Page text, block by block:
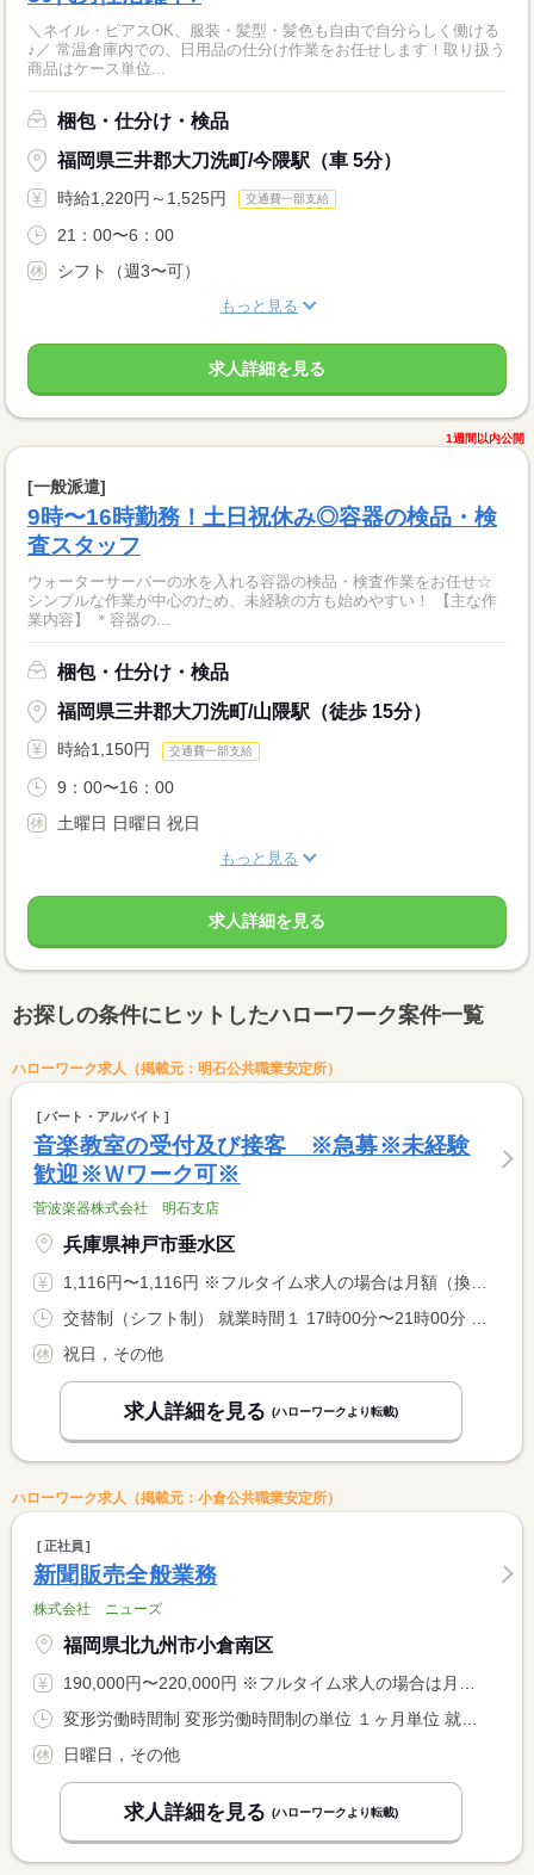
＼ネイル・ピアスOK、服装・髪型・髪色も自由で自分らしく働ける
♪／ 常温倉庫内での、日用品の仕分け作業をお任せします！取り扱う
商品はケース単位...
梱包・仕分け・検品
福岡県三井郡大刀洗町/今隈駅（車 5分）
時給1,220円～1,525円 交通費一部支給
21：00〜6：00
シフト（週3〜可）
もっと見る
求人詳細を見る
1週間以内公開
[一般派遣]
9時〜16時勤務！土日祝休み◎容器の検品・検
査スタッフ
ウォーターサーバーの水を入れる容器の検品・検査作業をお任せ☆
シンプルな作業が中心のため、未経験の方も始めやすい！ 【主な作
業内容】 ＊容器の...
梱包・仕分け・検品
福岡県三井郡大刀洗町/山隈駅（徒歩 15分）
時給1,150円 交通費一部支給
9：00〜16：00
土曜日 日曜日 祝日
もっと見る
求人詳細を見る
お探しの条件にヒットしたハローワーク案件一覧
ハローワーク求人（掲載元：明石公共職業安定所）
パート・アルバイト
音楽教室の受付及び接客 ※急募※未経験
歓迎※Ｗワーク可※
菅波楽器株式会社 明石支店
兵庫県神戸市垂水区
1,116円〜1,116円 ※フルタイム求人の場合は月額（換算額）、パート求人の場合は時間額を表示しています。
祝日，その他
求人詳細を見る (ハローワークより転載)
ハローワーク求人（掲載元：小倉公共職業安定所）
正社員
新聞販売全般業務
株式会社 ニューズ
福岡県北九州市小倉南区
190,000円〜220,000円 ※フルタイム求人の場合は月額（換算額）、パート求人の場合は時間額を表示しています。
日曜日，その他
求人詳細を見る (ハローワークより転載)